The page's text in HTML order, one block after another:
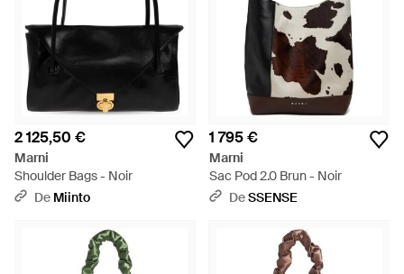
2 125,50 €
Marni
Shoulder Bags - Noir
De Miinto
1 795 €
Marni
Sac Pod 2.0 Brun - Noir
DeSSENSE